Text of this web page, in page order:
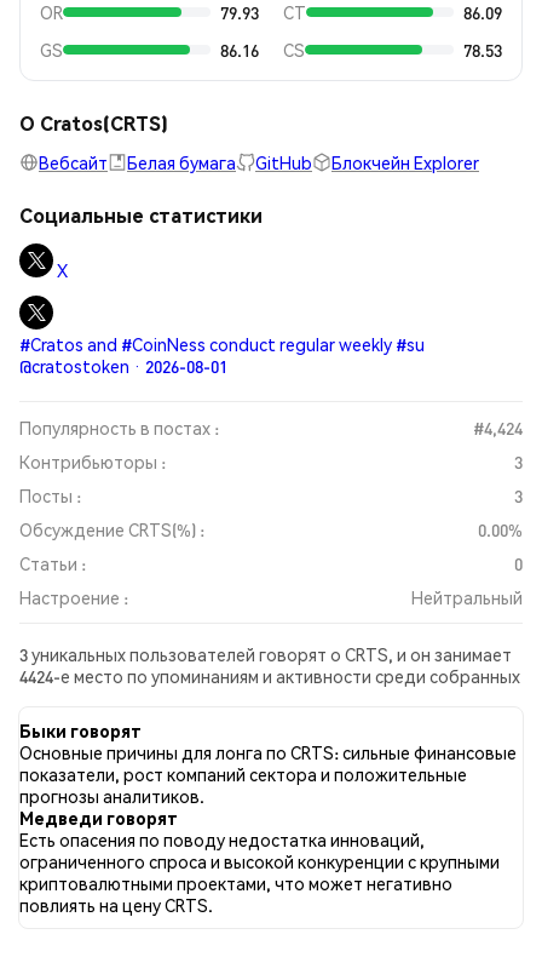
OR
79.93 CT
86.09
GS
86.16 CS 78.53
О Cratos(CRTS)
Вебсайт Белая бумага GitHub Блокчейн Explorer
Социальные статистики
X
#Cratos and #CoinNess conduct regular weekly #su
@cratostoken · 2026-08-01
Популярность в постах :
#4,424
Контрибьюторы :
3
Посты :
3
Обсуждение CRTS(%) :
0.00%
Статьи :
0
Настроение :
Нейтральный
3 уникальных пользователей говорят о CRTS, и он занимает
4424-е место по упоминаниям и активности среди собранных
во всех социальных сетях было Нейтральный. Всего было
опубликовано 0 новостных статей о CRTS. В Twitter 0.00%
твитов имели бычий настрой по сравнению с 0.00% твитов с
медвежьим настроем по CRTS. 100.00% твитов были
нейтральными по отношению к CRTS. Эти данные основаны
на 3 твитах.
Быки говорят
Основные причины для лонга по CRTS: сильные финансовые
показатели, рост компаний сектора и положительные
прогнозы аналитиков.
Медведи говорят
Есть опасения по поводу недостатка инноваций,
ограниченного спроса и высокой конкуренции с крупными
криптовалютными проектами, что может негативно
повлиять на цену CRTS.